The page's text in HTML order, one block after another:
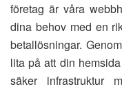
företag är våra
dina behov med en
betallösningar.
lita på att din
säker infrastruktur